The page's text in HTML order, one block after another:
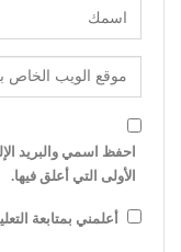
احفظ اسمي والبريد
الأولى التي أعلق فيها.
أعلمني بمتابعة